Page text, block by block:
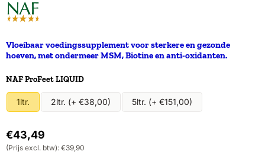
Vloeibaar voedingssupplement voor sterkere en gezonde
hoeven, met ondermeer MSM, Biotine en anti-oxidanten.
Maak een keuze voor
NAF ProFeet LIQUID
1ltr. 2ltr. (+ €38,00) 5ltr. (+ €151,00)
€43,49
(Prijs excl. btw): €39,90